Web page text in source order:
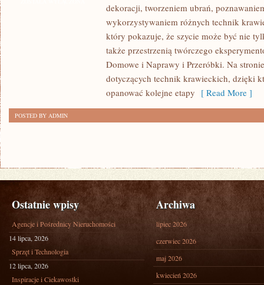
POCZĄTKUJĄCYCH
dekoracji, tworzeniem ubrań,
wykorzystywaniem różnych technik
który pokazuje, że szycie może być nie
także przestrzenią twórczego
Domowe i Naprawy i Przeróbki. Na
dotyczących technik krawieckich, dzięki
opanować kolejne etapy [ Read More ]
POSTED BY ADMIN
Ostatnie wpisy
Agencje i Pośrednicy Nieruchomości
14 lipca, 2026
Sprzęt i Technologia
12 lipca, 2026
Inspiracje i Ciekawostki
Archiwa
lipiec 2026
czerwiec 2026
maj 2026
kwiecień 2026